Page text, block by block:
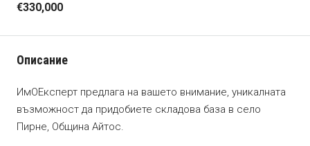
€330,000
Описание
ИмОЕксперт предлага на вашето внимание, уникалната
възможност да придобиете складова база в село
Пирне, Община Айтос.